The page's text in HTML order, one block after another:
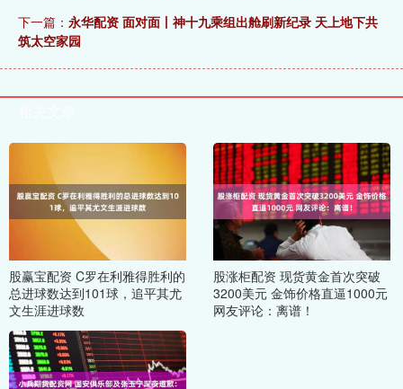
下一篇： 永华配资 面对面丨神十九乘组出舱刷新纪录 天上地下共
筑太空家园
股赢宝配资 C罗在利雅得胜利的
总进球数达到101球，追平其尤
文生涯进球数
股涨柜配资 现货黄金首次突破
3200美元 金饰价格直逼1000元
网友评论：离谱！